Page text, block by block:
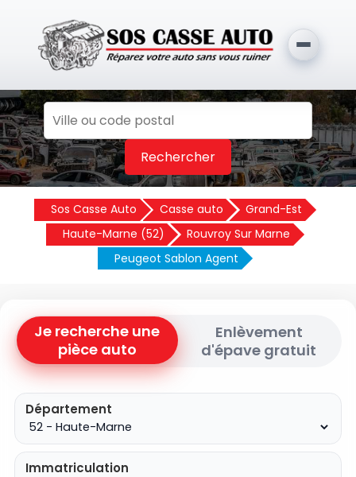
Rechercher
Sos Casse Auto Casse auto
Grand-Est
Haute-Marne (52)
Rouvroy Sur Marne
Peugeot Sablon Agent
Je recherche une
pièce auto
Enlèvement
d'épave gratuit
Département
Immatriculation